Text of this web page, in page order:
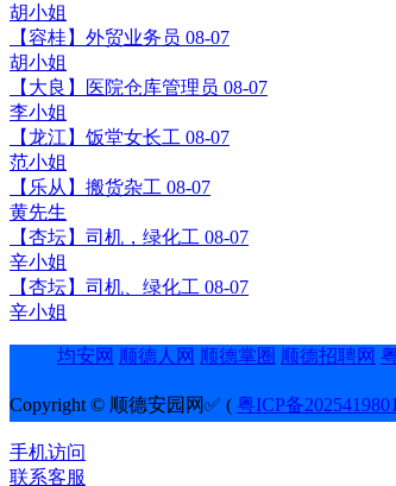
胡小姐
【容桂】外贸业务员 08-07
胡小姐
【大良】医院仓库管理员 08-07
李小姐
【龙江】饭堂女长工 08-07
范小姐
【乐从】搬货杂工 08-07
黄先生
【杏坛】司机，绿化工 08-07
辛小姐
【杏坛】司机、绿化工 08-07
辛小姐
均安网 顺德人网 顺德掌圈 顺德招聘网
Copyright © 顺德安园网✅ ( 粤ICP备
手机访问
联系客服